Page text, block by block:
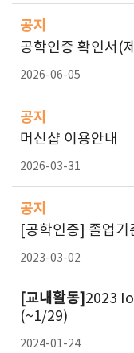
공지
공학인증 확인서(
2026-06-05
공지
머신샵 이용안내
2026-03-31
공지
[공학인증] 졸업기
2023-03-02
[교내활동] 2023
(~1/29)
2024-01-24